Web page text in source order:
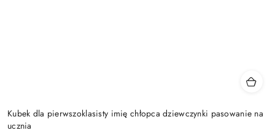
Kubek dla pierwszoklasisty imię chłopca dziewczynki pasowanie na
ucznia